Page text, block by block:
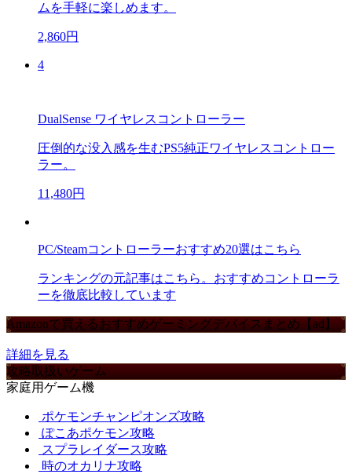
ムを手軽に楽しめます。
2,860円
4
DualSense ワイヤレスコントローラー
圧倒的な没入感を生むPS5純正ワイヤレスコントロー
ラー。
11,480円
PC/Steamコントローラーおすすめ20選はこちら
ランキングの元記事はこちら。おすすめコントローラ
ーを徹底比較しています
Amazonで買えるおすすめゲーミングデバイスまとめ【ad】
詳細を見る
攻略取扱いゲーム
家庭用ゲーム機
ポケモンチャンピオンズ攻略
ぽこあポケモン攻略
スプラレイダース攻略
時のオカリナ攻略